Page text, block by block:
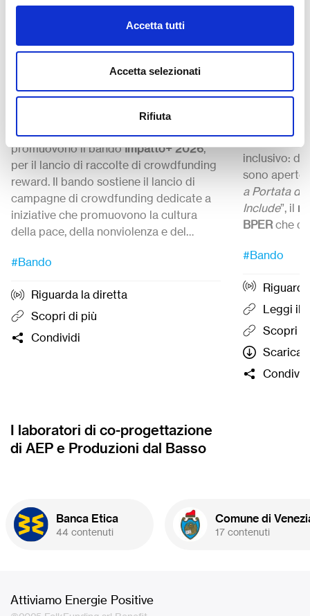
Accetta tutti
Accetta selezionati
Rifiuta
Impatto+ 2026 “Costruire
la Pace” – Call di
Banca Etica ed Etica Sgr, con la
collaborazione di Produzioni dal Basso,
promuovono il bandoImpatto+ 2026,
per il lancio di raccolte di crowdfunding
reward. Il bando sostiene il lancio di
campagne di crowdfunding dedicate a
iniziative che promuovono la cultura
della pace, della nonviolenza e del
ore 12:00 del
#Bando
Riguarda la diretta
Scopri di più
Condividi
Il futuro
Call di
BPER
inclusivo:
sono aperte
a Portata di
Include”, il
BPER che
sportiva
e ragazzi
formazione
termine del
cinque
12:00.
#Bando
Leggi il
Scopri
Scarica
I laboratori di co-progettazione
di AEP e Produzioni dal Basso
Banca Etica
44 contenuti
Comune di
17 contenuti
Attiviamo Energie Positive